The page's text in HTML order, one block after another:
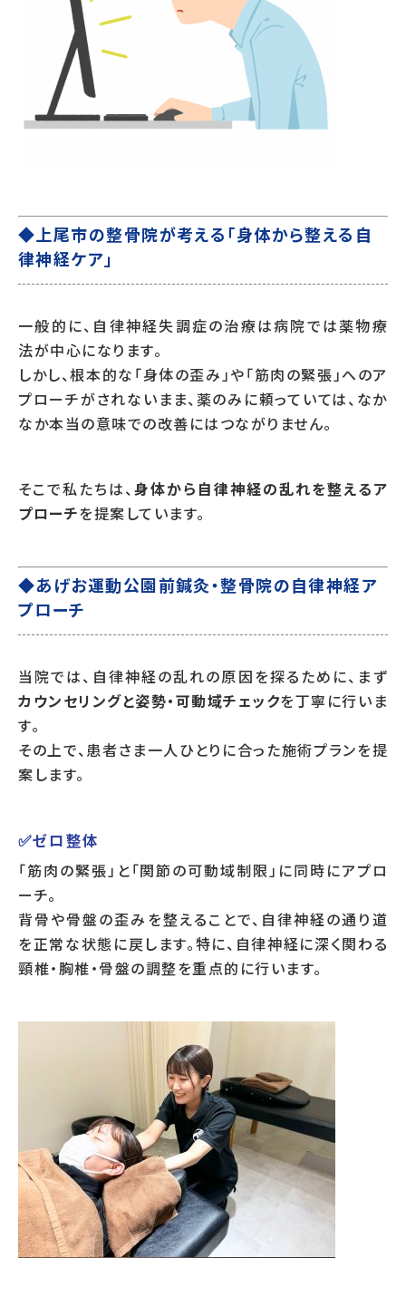
◆上尾市の整骨院が考える「身体から整える自
律神経ケア」
一般的に、自律神経失調症の治療は病院では薬物療
法が中心になります。
しかし、根本的な「身体の歪み」や「筋肉の緊張」へのア
プローチがされないまま、薬のみに頼っていては、なか
なか本当の意味での改善にはつながりません。
そこで私たちは、 身体から自律神経の乱れを整えるア
プローチを提案しています。
◆あげお運動公園前鍼灸・整骨院の自律神経ア
プローチ
当院では、自律神経の乱れの原因を探るために、まず
カウンセリングと姿勢・可動域チェックを丁寧に行いま
す。
その上で、患者さま一人ひとりに合った施術プランを提
案します。
✅ゼロ整体
「筋肉の緊張」と「関節の可動域制限」に同時にアプロ
ーチ。
背骨や骨盤の歪みを整えることで、自律神経の通り道
を正常な状態に戻します。特に、自律神経に深く関わる
頸椎・胸椎・骨盤の調整を重点的に行います。